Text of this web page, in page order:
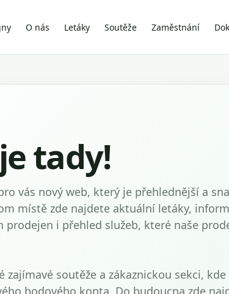
O nás Letáky Soutěže Zaměstnání
tady!
vás nový web, který je přehlednější a
místě zde najdete aktuální letáky,
i přehled služeb, které naše
soutěže a zákaznickou sekci, kde
bodového konta. Do budoucna zde